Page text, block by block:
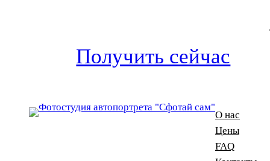
Получить сейчас
О нас
Цены
FAQ